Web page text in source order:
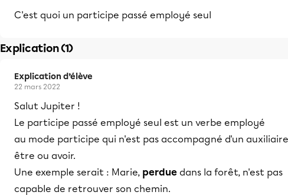
C'est quoi un participe passé employé seul
Explication (1)
Explication d’élève
22 mars 2022
Salut Jupiter !
​Le participe passé employé seul est un verbe employé
au mode participe qui n'est pas accompagné d'un auxiliaire
être ou avoir.
Une exemple serait : Marie, perdue dans la forêt, n'est pas
capable de retrouver son chemin.